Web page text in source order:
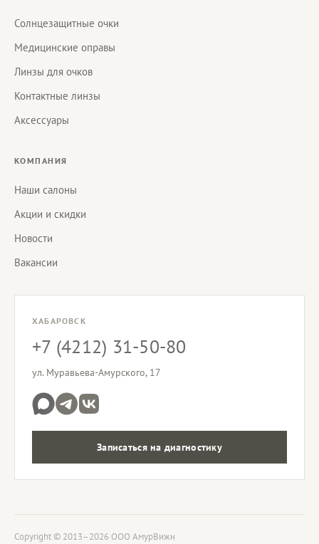
Солнцезащитные очки
Медицинские оправы
Линзы для очков
Контактные линзы
Аксессуары
КОМПАНИЯ
Наши салоны
Акции и скидки
Новости
Вакансии
ХАБАРОВСК
+7 (4212) 31-50-80
ул. Муравьева-Амурского, 17
Записаться на диагностику
Copyright © 2013–2026 ООО АмурВижн